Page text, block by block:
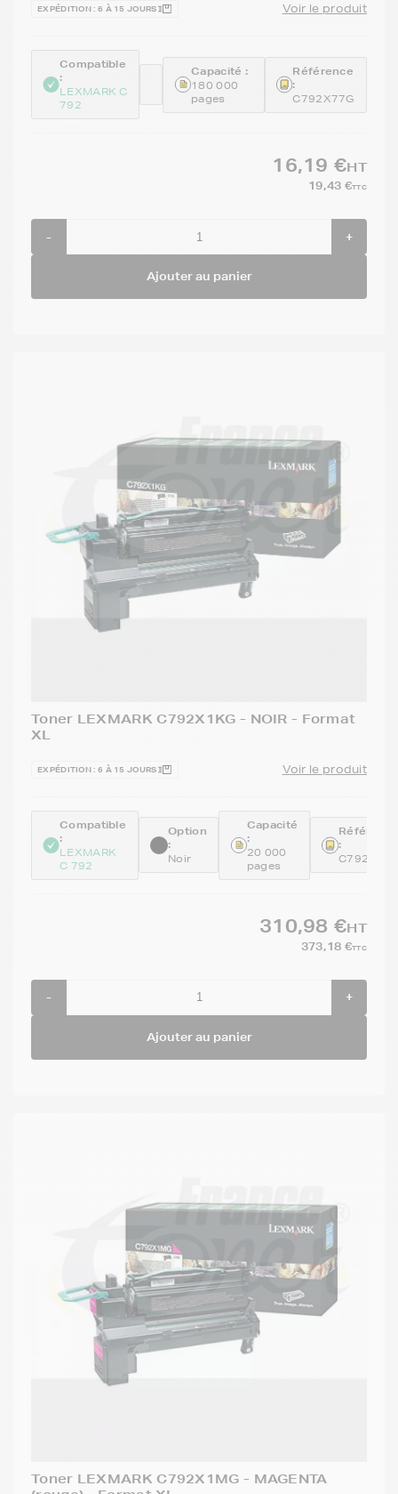
EXPÉDITION : 6 À 15 JOURS Voir le produit
Compatible
:
LEXMARK C
792
Capacité :
180 000
pages
Référence
:
C792X77G
16,19 €HT
19,43 €TTC
- +
Ajouter au panier
Toner LEXMARK C792X1KG - NOIR - Format
XL
EXPÉDITION : 6 À 15 JOURS Voir le produit
Compatible
:
LEXMARK
C 792
Option
:
Noir
Capacité
:
20 000
pages
:
310,98 €HT
373,18 €TTC
- +
Ajouter au panier
Toner LEXMARK C792X1MG - MAGENTA